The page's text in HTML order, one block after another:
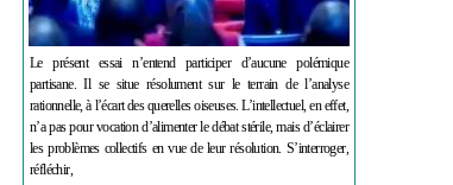
Le présent essai n’entend participer d’aucune polémique
partisane. Il se situe résolument sur le terrain de l’analyse
rationnelle, à l’écart des querelles oiseuses. L’intellectuel, en effet,
n’a pas pour vocation d’alimenter le débat stérile, mais d’éclairer
les problèmes collectifs en vue de leur résolution. S’interroger,
réfléchir,